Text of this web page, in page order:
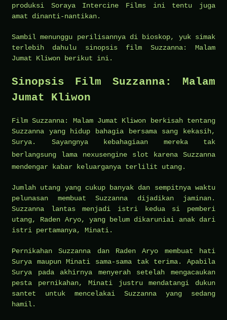
produksi Soraya Intercine Films ini tentu juga
amat dinanti-nantikan.
Sambil menunggu perilisannya di bioskop, yuk simak
terlebih dahulu sinopsis film Suzzanna: Malam
Jumat Kliwon berikut ini.
Sinopsis Film Suzzanna: Malam
Jumat Kliwon
Film Suzzanna: Malam Jumat Kliwon berkisah tentang
Suzzanna yang hidup bahagia bersama sang kekasih,
Surya. Sayangnya kebahagiaan mereka tak
berlangsung lama nexusengine slot karena Suzzanna
mendengar kabar keluarganya terlilit utang.
Jumlah utang yang cukup banyak dan sempitnya waktu
pelunasan membuat Suzzanna dijadikan jaminan.
Suzzanna lantas menjadi istri kedua si pemberi
utang, Raden Aryo, yang belum dikaruniai anak dari
istri pertamanya, Minati.
Pernikahan Suzzanna dan Raden Aryo membuat hati
Surya maupun Minati sama-sama tak terima. Apabila
Surya pada akhirnya menyerah setelah mengacaukan
pesta pernikahan, Minati justru mendatangi dukun
santet untuk mencelakai Suzzanna yang sedang
hamil.